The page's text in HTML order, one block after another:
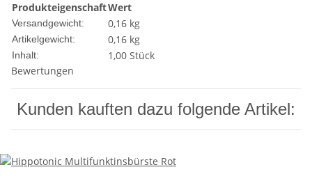
ProdukteigenschaftWert
Versandgewicht: 0,16 kg
Artikelgewicht: 0,16 kg
Inhalt:
1,00 Stück
Bewertungen
Kunden kauften dazu folgende Artikel: